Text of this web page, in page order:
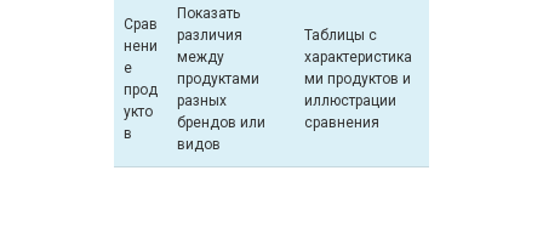
Срав
нени
е
прод
укто
в
Показать
различия
между
продуктами
разных
брендов или
видов
Таблицы с
характеристика
ми продуктов и
иллюстрации
сравнения